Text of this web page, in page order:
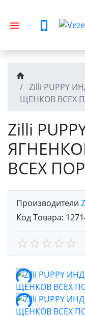
Zilli PUPPY
ЩЕНКОВ ВСЕХ
Zilli
ВСЕХ
Производители
Код Товара: